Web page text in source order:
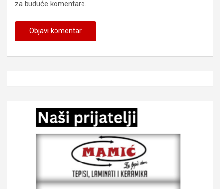
za buduće komentare.